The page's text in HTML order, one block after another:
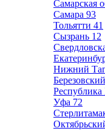
Самарская
Самара 93
Тольятти 41
Сызрань 12
Нижний
Березовский
Республика
Уфа 72